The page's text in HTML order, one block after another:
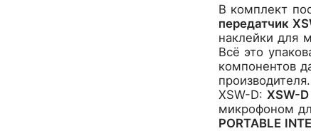
В комплект
передатчик
наклейки для
Всё это
компонентов
XSW-D: XSW-
микрофоном
PORTABLE